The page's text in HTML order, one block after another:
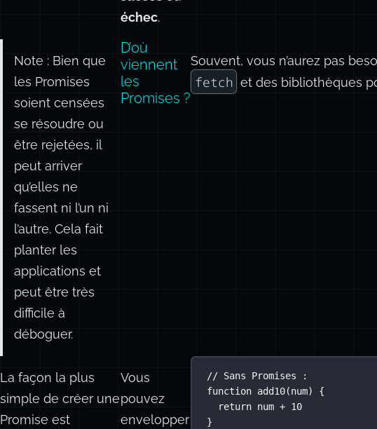
échec.
Note : Bien que
les Promises
soient censées
se résoudre ou
être rejetées, il
peut arriver
qu’elles ne
fassent ni l’un ni
l’autre. Cela fait
planter les
applications et
peut être très
difficile à
déboguer.
D’où
viennent
les
Promises ?
Souvent, vous n’aurez pas
fetch et des bibliothèques
La façon la plus
simple de créer une
Promise est
Vous
pouvez
envelopper
// Sans Promises :
function add10(num) {
return num + 10
}